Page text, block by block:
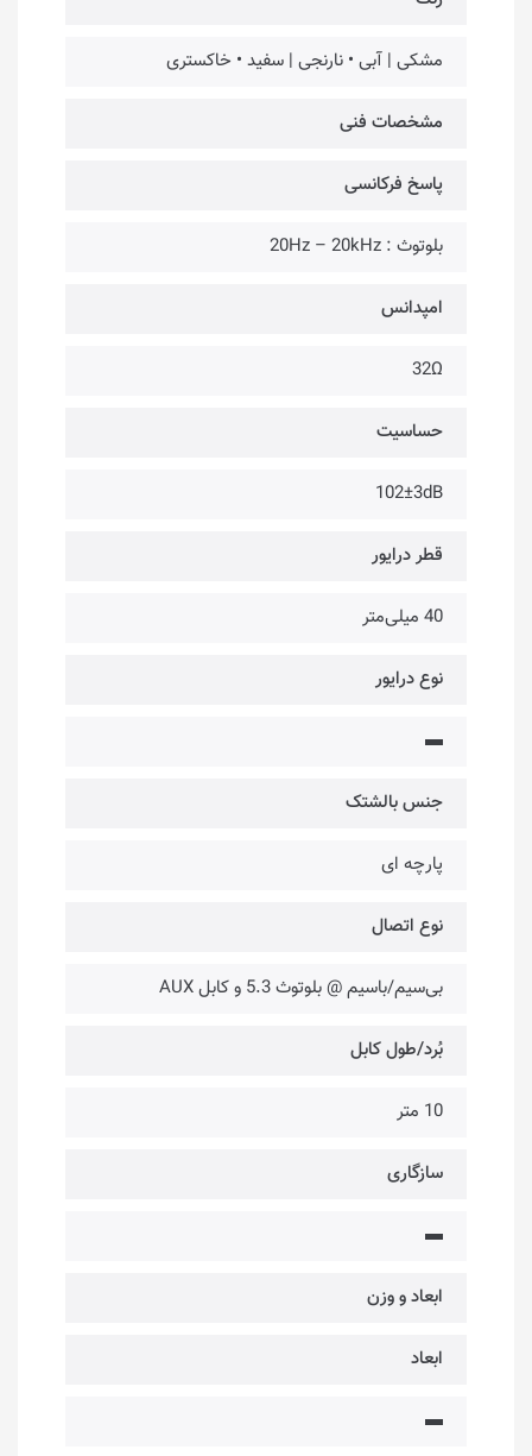
مشکی | آبی • نارنجی | سفید • خاکستری
مشخصات فنی
پاسخ فرکانسی
بلوتوث : 20Hz – 20kHz
امپدانس
32Ω
حساسیت
102±3dB
قطر درایور
40 میلی‌متر
نوع درایور
▬
جنس بالشتک
پارچه ای
نوع اتصال
بی‌سیم/با‌سیم @ بلوتوث 5.3 و کابل AUX
بُرد/طول کابل
10 متر
سازگاری
▬
ابعاد و وزن
ابعاد
▬